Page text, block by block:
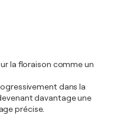
la floraison comme un
dans la
davantage une
précise.